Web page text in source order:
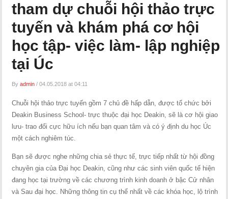
tham dự chuỗi hội thảo trực
tuyến và khám phá cơ hội
học tập- việc làm- lập nghiệp
tại Úc
Byadmin /04.05.2018 at 04:11
Chuỗi hội thảo trực tuyến gồm 7 chủ đề hấp dẫn, được tổ chức bởi
Deakin Business School- trực thuộc đại học Deakin, sẽ là cơ hội giao
lưu- trao đổi cực hữu ích nếu bạn quan tâm và có ý định du học Úc
một cách nghiêm túc.
Bạn sẽ được nghe những chia sẻ thực tế, trực tiếp nhất từ hội đồng
chuyên gia của Đại học Deakin, cũng như các sinh viên quốc tế hiện
đang học tại trường về các chương trình kinh doanh ở bậc Cử nhân
và Sau đại học. Những thông tin cụ thể nhất về các khóa học, lộ trình